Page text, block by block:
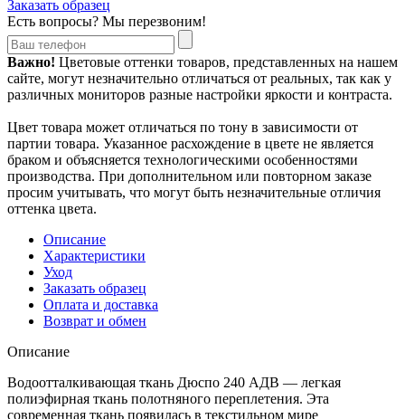
Заказать образец
Есть вопросы? Мы перезвоним!
Важно! Цветовые оттенки товаров, представленных на нашем
сайте, могут незначительно отличаться от реальных, так как у
различных мониторов разные настройки яркости и контраста.
Цвет товара может отличаться по тону в зависимости от
партии товара. Указанное расхождение в цвете не является
браком и объясняется технологическими особенностями
производства. При дополнительном или повторном заказе
просим учитывать, что могут быть незначительные отличия
оттенка цвета.
Описание
Характеристики
Уход
Заказать образец
Оплата и доставка
Возврат и обмен
Описание
Водоотталкивающая ткань Дюспо 240 АДВ — легкая
полиэфирная ткань полотняного переплетения. Эта
современная ткань появилась в текстильном мире